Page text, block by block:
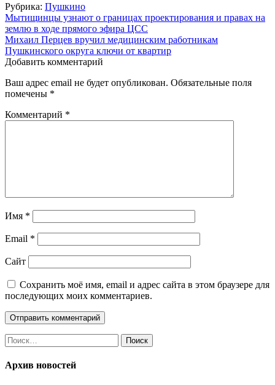
Рубрика: Пушкино
Навигация
по
записям
Мытищинцы узнают о границах проектирования и правах на
землю в ходе прямого эфира ЦСС
Михаил Перцев вручил медицинским работникам
Пушкинского округа ключи от квартир
Добавить комментарий
Ваш адрес email не будет опубликован. Обязательные поля
помечены *
Комментарий *
Имя *
Email *
Сайт
Сохранить моё имя, email и адрес сайта в этом браузере для
последующих моих комментариев.
Найти:
Архив новостей